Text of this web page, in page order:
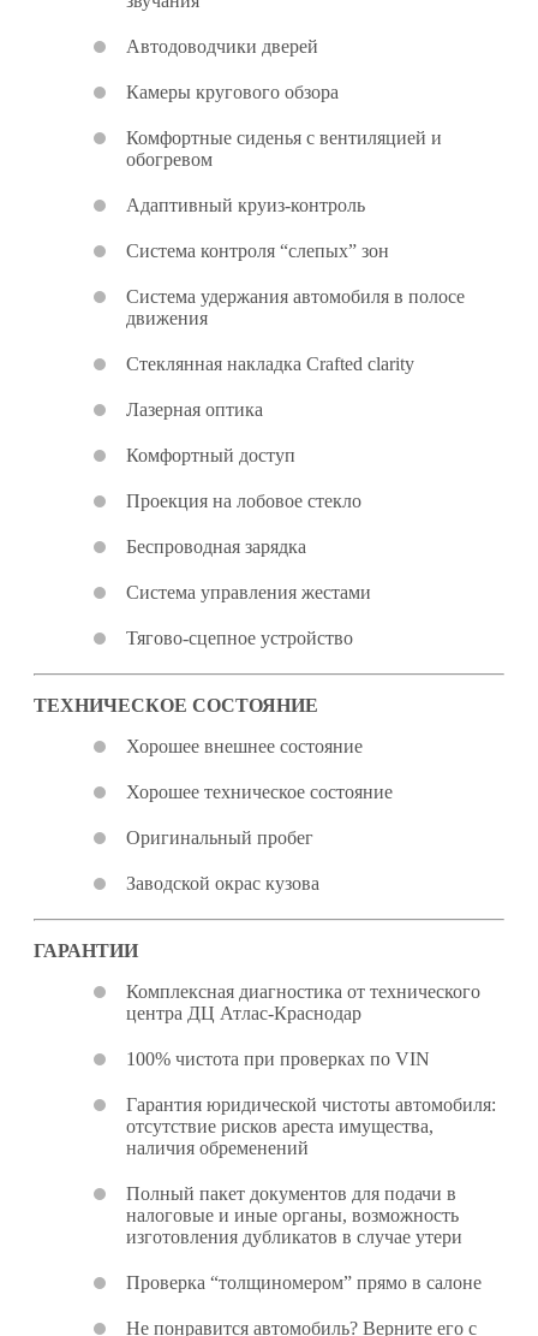
Автодоводчики дверей
Камеры кругового обзора
Комфортные сиденья с вентиляцией и
обогревом
Адаптивный круиз-контроль
Система контроля “слепых” зон
Система удержания автомобиля в полосе
движения
Стеклянная накладка Crafted clarity
Лазерная оптика
Комфортный доступ
Проекция на лобовое стекло
Беспроводная зарядка
Система управления жестами
Тягово-сцепное устройство
ТЕХНИЧЕСКОЕ СОСТОЯНИЕ
Хорошее внешнее состояние
Хорошее техническое состояние
Оригинальный пробег
Заводской окрас кузова
ГАРАНТИИ
Комплексная диагностика от технического
центра ДЦ Атлас-Краснодар
100% чистота при проверках по VIN
Гарантия юридической чистоты автомобиля:
отсутствие рисков ареста имущества,
наличия обременений
Полный пакет документов для подачи в
налоговые и иные органы, возможность
изготовления дубликатов в случае утери
Проверка “толщиномером” прямо в салоне
Не понравится автомобиль? Верните его с